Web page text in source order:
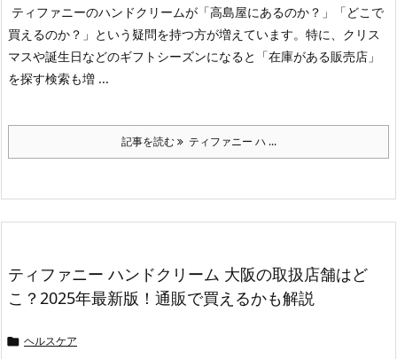
ティファニーのハンドクリームが「高島屋にあるのか？」「どこで
買えるのか？」という疑問を持つ方が増えています。 特に、クリス
マスや誕生日などのギフトシーズンになると「在庫がある販売店」
を探す検索も増 ...
記事を読む ティファニー ハ ...
ティファニー ハンドクリーム 大阪の取扱店舗はど
こ？2025年最新版！通販で買えるかも解説
 ヘルスケア